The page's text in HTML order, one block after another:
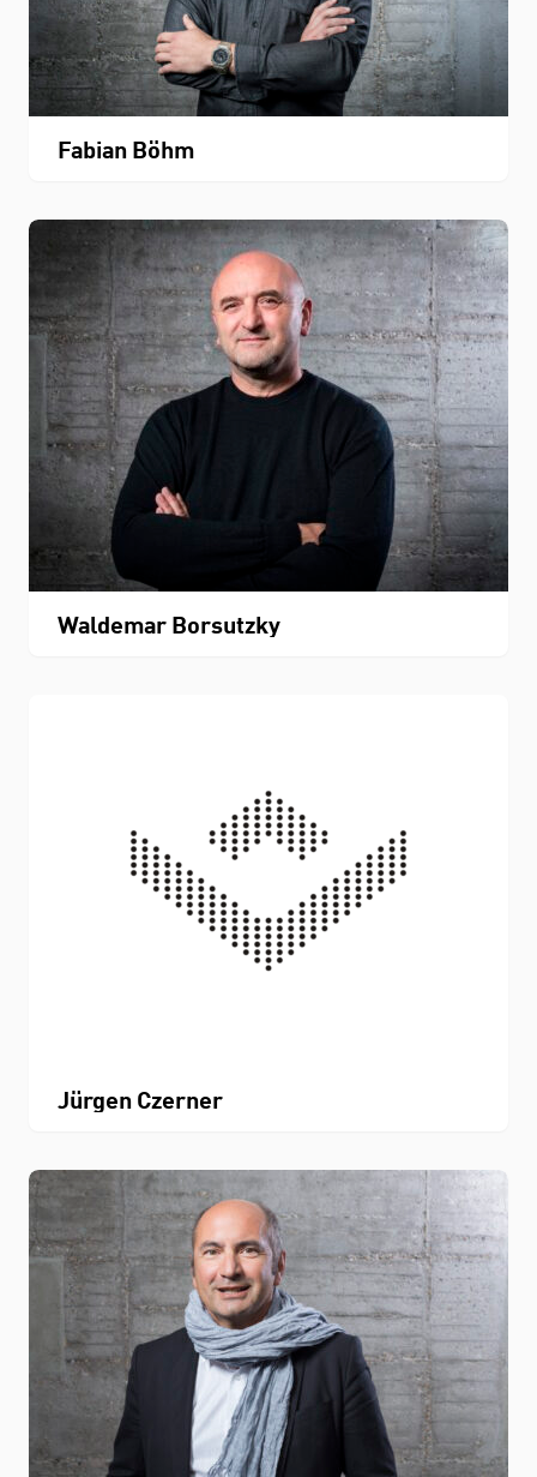
Fabian Böhm
Waldemar Borsutzky
Jürgen Czerner